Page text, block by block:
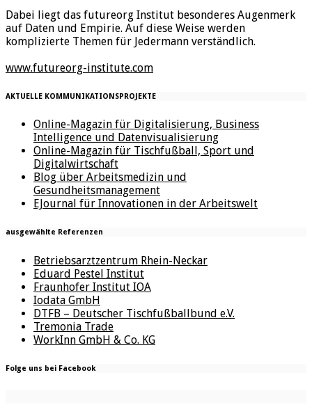
Dabei liegt das futureorg Institut besonderes Augenmerk
auf Daten und Empirie. Auf diese Weise werden
komplizierte Themen für Jedermann verständlich.
www.futureorg-institute.com
AKTUELLE KOMMUNIKATIONSPROJEKTE
Online-Magazin für Digitalisierung, Business
Intelligence und Datenvisualisierung
Online-Magazin für Tischfußball, Sport und
Digitalwirtschaft
Blog über Arbeitsmedizin und
Gesundheitsmanagement
EJournal für Innovationen in der Arbeitswelt
ausgewählte Referenzen
Betriebsarztzentrum Rhein-Neckar
Eduard Pestel Institut
Fraunhofer Institut IOA
Iodata GmbH
DTFB – Deutscher Tischfußballbund e.V.
Tremonia Trade
WorkInn GmbH & Co. KG
Folge uns bei Facebook